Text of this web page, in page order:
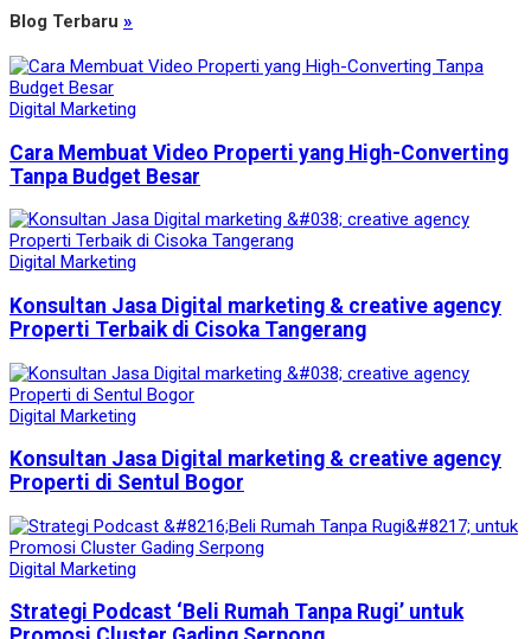
Blog Terbaru »
Digital Marketing
Cara Membuat Video Properti yang High-Converting
Tanpa Budget Besar
Digital Marketing
Konsultan Jasa Digital marketing & creative agency
Properti Terbaik di Cisoka Tangerang
Digital Marketing
Konsultan Jasa Digital marketing & creative agency
Properti di Sentul Bogor
Digital Marketing
Strategi Podcast ‘Beli Rumah Tanpa Rugi’ untuk